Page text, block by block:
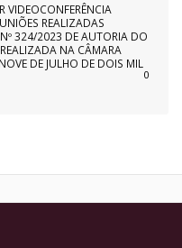
VIDEOCONFERÊNCIA
REALIZADAS
324/2023 DE AUTORIA DO
NA CÂMARA
DE JULHO DE DOIS MIL
0